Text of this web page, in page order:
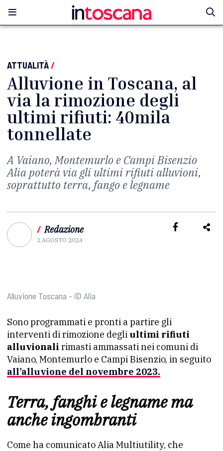
ATTUALITÀ/
Alluvione in Toscana, al
via la rimozione degli
ultimi rifiuti: 40mila
tonnellate
A Vaiano, Montemurlo e Campi Bisenzio
Alia poterà via gli ultimi rifiuti alluvioni,
soprattutto terra, fango e legname
/ Redazione
2 AGOSTO 2024
Alluvione Toscana - © Alia
Sono programmati e pronti a partire gli
interventi di rimozione degli ultimi rifiuti
alluvionali rimasti ammassati nei comuni di
Vaiano, Montemurlo e Campi Bisenzio, in seguito
all’alluvione del novembre 2023.
Terra, fanghi e legname ma
anche ingombranti
Come ha comunicato Alia Multiutility, che